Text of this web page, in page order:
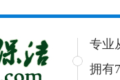
专业
拥有